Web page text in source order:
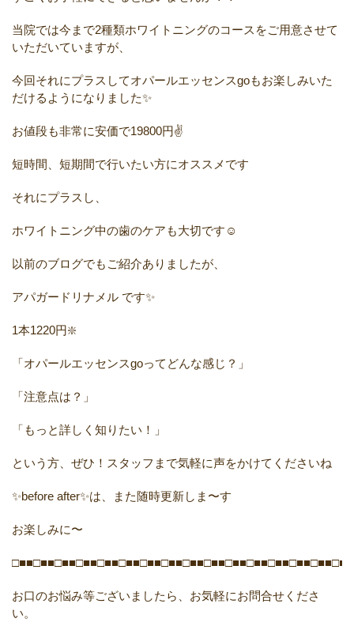
当院では今まで2種類ホワイトニングのコースをご用意させて
いただいていますが、
今回それにプラスしてオパールエッセンスgoもお楽しみいた
だけるようになりました✨
お値段も非常に安価で19800円✌
短時間、短期間で行いたい方にオススメです
それにプラスし、
ホワイトニング中の歯のケアも大切です☺️
以前のブログでもご紹介ありましたが、
アパガードリナメル です✨
1本1220円❇️
「オパールエッセンスgoってどんな感じ？」
「注意点は？」
「もっと詳しく知りたい！」
という方、ぜひ！スタッフまで気軽に声をかけてくださいね‍
✨before after✨は、また随時更新しま〜す
お楽しみに〜
お口のお悩み等ございましたら、お気軽にお問合せくださ
い。